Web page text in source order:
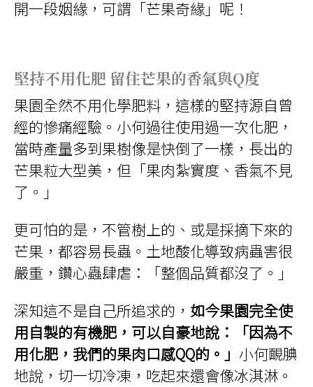
開一段姻緣，可謂「芒果奇緣」呢！
堅持不用化肥 留住芒果的香氣與Q度
果園全然不用化學肥料，這樣的堅持源自曾
經的慘痛經驗。小何過往使用過一次化肥，
當時產量多到果樹像是快倒了一樣，長出的
芒果粒大型美，但「果肉紮實度、香氣不見
了。」
更可怕的是，不管樹上的、或是採摘下來的
芒果，都容易長蟲。土地酸化導致病蟲害很
嚴重，鑽心蟲肆虐：「整個品質都沒了。」
深知這不是自己所追求的， 如今果園完全使
用自製的有機肥，可以自豪地說：「因為不
用化肥，我們的果肉口感QQ的。」 小何靦腆
地說，切一切冷凍，吃起來還會像冰淇淋。